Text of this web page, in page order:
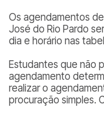
Os agendamentos
José do Rio Pardo
dia e horário nas
Estudantes que não
agendamento
realizar o
procuração simples.